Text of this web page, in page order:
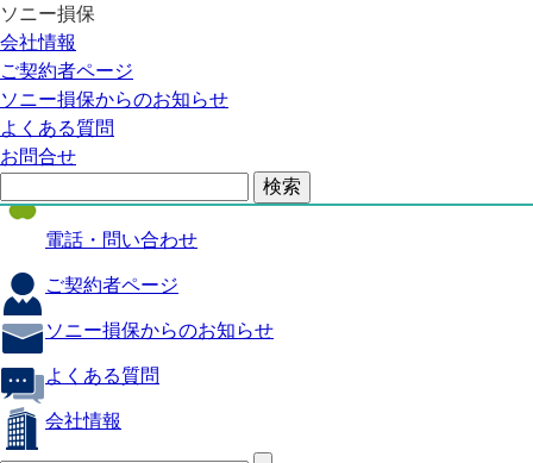
ソニー損保
会社情報
ご契約者ページ
ソニー損保からのお知らせ
よくある質問
お問合せ
自動車保険
医療保険
火災保険
海外旅行保険
電話・問い合わせ
ご契約者ページ
ソニー損保からのお知らせ
よくある質問
会社情報